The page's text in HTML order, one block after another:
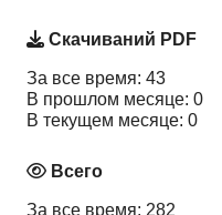
Скачиваний PDF
За все время: 43
В прошлом месяце: 0
В текущем месяце: 0
Всего
За все время: 282